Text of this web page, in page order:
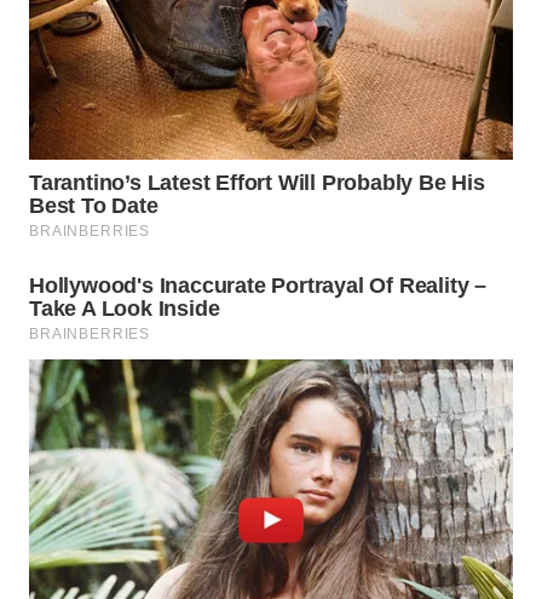
CIREBON
WN
INDRAMAYU
WN
KUNINGAN
MAJALENGKA
WN
SUBANG
WN
SUKABUMI
WN
PURWAKARTA